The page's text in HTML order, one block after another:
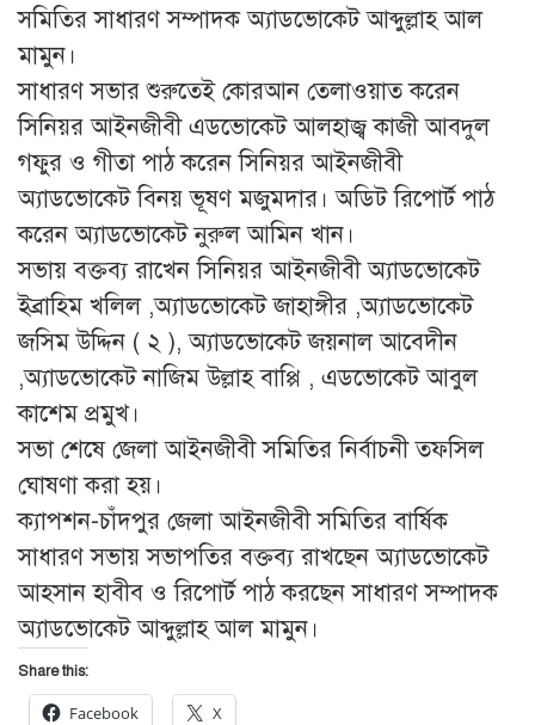
সমিতির সাধারণ সম্পাদক অ্যাডভোকেট আব্দুল্লাহ আল
মামুন।
সাধারণ সভার শুরুতেই কোরআন তেলাওয়াত করেন
সিনিয়র আইনজীবী এডভোকেট আলহাজ্ব কাজী আবদুল
গফুর ও গীতা পাঠ করেন সিনিয়র আইনজীবী
অ্যাডভোকেট বিনয় ভূষণ মজুমদার। অডিট রিপোর্ট পাঠ
করেন অ্যাডভোকেট নুরুল আমিন খান।
সভায় বক্তব্য রাখেন সিনিয়র আইনজীবী অ্যাডভোকেট
ইব্রাহিম খলিল ,অ্যাডভোকেট জাহাঙ্গীর ,অ্যাডভোকেট
জসিম উদ্দিন ( ২ ), অ্যাডভোকেট জয়নাল আবেদীন
,অ্যাডভোকেট নাজিম উল্লাহ বাপ্পি , এডভোকেট আবুল
কাশেম প্রমুখ।
সভা শেষে জেলা আইনজীবী সমিতির নির্বাচনী তফসিল
ঘোষণা করা হয়।
ক্যাপশন-চাঁদপুর জেলা আইনজীবী সমিতির বার্ষিক
সাধারণ সভায় সভাপতির বক্তব্য রাখছেন অ্যাডভোকেট
আহসান হাবীব ও রিপোর্ট পাঠ করছেন সাধারণ সম্পাদক
অ্যাডভোকেট আব্দুল্লাহ আল মামুন।
Share this:
Facebook X